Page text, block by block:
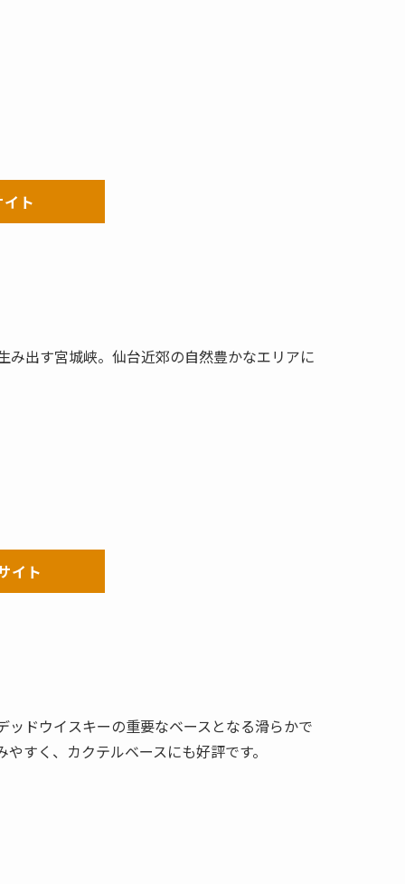
ト
出す宮城峡。仙台近郊の自然豊かなエリアに
イト
ドウイスキーの重要なベースとなる滑らかで
すく、カクテルベースにも好評です。